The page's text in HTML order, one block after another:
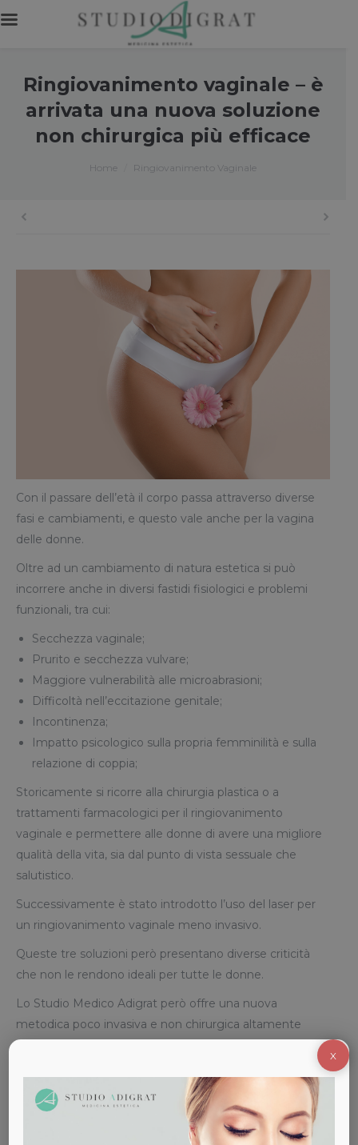
Ringiovanimento vaginale – è
arrivata una nuova soluzione
non chirurgica più efficace
Home Ringiovanimento Vaginale
Con il passare dell’età il corpo passa attraverso diverse
fasi e cambiamenti, e questo vale anche per la vagina
delle donne.
Oltre ad un cambiamento di natura estetica si può
incorrere anche in diversi fastidi fisiologici e problemi
funzionali, tra cui:
Secchezza vaginale;
Prurito e secchezza vulvare;
Maggiore vulnerabilità alle microabrasioni;
Difficoltà nell’eccitazione genitale;
Incontinenza;
Impatto psicologico sulla propria femminilità e sulla
relazione di coppia;
Storicamente si ricorre alla chirurgia plastica o a
trattamenti farmacologici per il ringiovanimento
vaginale e permettere alle donne di avere una migliore
qualità della vita, sia dal punto di vista sessuale che
salutistico.
Successivamente è stato introdotto l’uso del laser per
un ringiovanimento vaginale meno invasivo.
Queste tre soluzioni però presentano diverse criticità
che non le rendono ideali per tutte le donne.
Lo Studio Medico Adigrat però offre una nuova
metodica poco invasiva e non chirurgica altamente
efficace: la
La Terapia CDT è un’innovativa metodica medica basata
sullacarbossiterapiae studiata per migliorare la
funzionalità e il benessere delle parti intime femminili,
grazie all’ausilio dell’anidride carbonica.
X